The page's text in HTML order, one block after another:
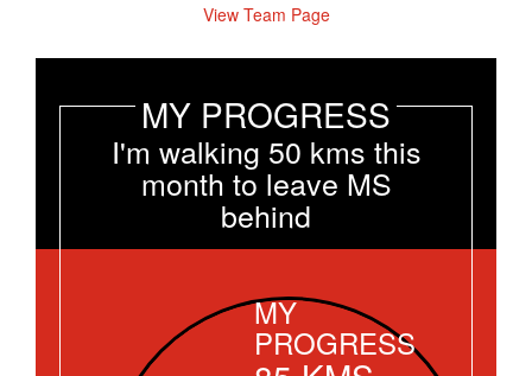
View Team Page
MY PROGRESS
I'm walking 50 kms this
month to leave MS
behind
MY
PROGRESS